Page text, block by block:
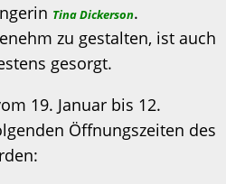
Tina Dickerson.
zu gestalten, ist auch
gesorgt.
19. Januar bis 12.
Öffnungszeiten des